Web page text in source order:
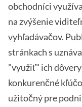
obchodníci
na zvýšenie
vyhľadávačov.
stránkach s
"využiť" ich
konkurenčné
užitočný pre